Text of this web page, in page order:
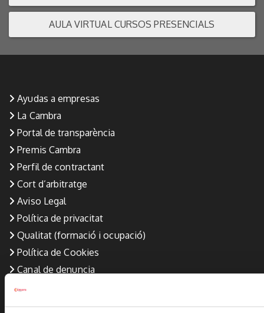
AULA VIRTUAL CURSOS PRESENCIALS
Ayudas a empresas
La Cambra
Portal de transparència
Premis Cambra
Perfil de contractant
Cort d’arbitratge
Aviso Legal
Política de privacitat
Qualitat (formació i ocupació)
Política de Cookies
Canal de denuncia